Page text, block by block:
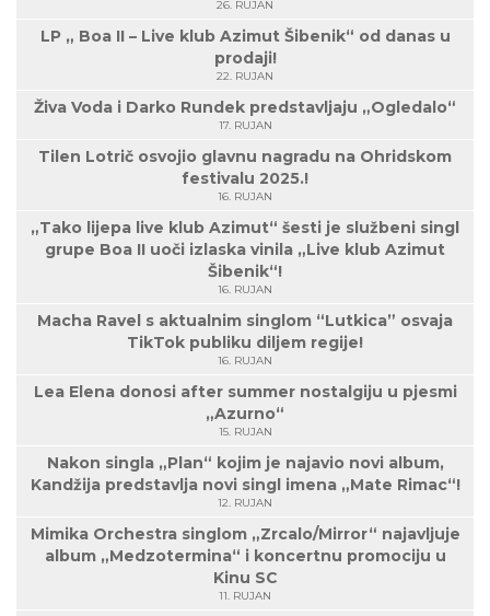
26. RUJAN
LP „ Boa II – Live klub Azimut Šibenik“ od danas u
prodaji!
22. RUJAN
Živa Voda i Darko Rundek predstavljaju „Ogledalo“
17. RUJAN
Tilen Lotrič osvojio glavnu nagradu na Ohridskom
festivalu 2025.!
16. RUJAN
„Tako lijepa live klub Azimut“ šesti je službeni singl
grupe Boa II uoči izlaska vinila „Live klub Azimut
Šibenik“!
16. RUJAN
Macha Ravel s aktualnim singlom “Lutkica” osvaja
TikTok publiku diljem regije!
16. RUJAN
Lea Elena donosi after summer nostalgiju u pjesmi
„Azurno“
15. RUJAN
Nakon singla „Plan“ kojim je najavio novi album,
Kandžija predstavlja novi singl imena „Mate Rimac“!
12. RUJAN
Mimika Orchestra singlom „Zrcalo/Mirror“ najavljuje
album „Medzotermina“ i koncertnu promociju u
Kinu SC
11. RUJAN